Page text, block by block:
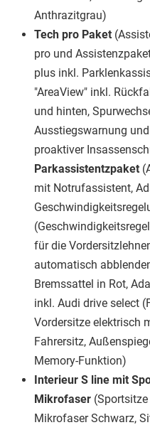
Anthrazitgrau)
Tech pro Paket
pro und
plus inkl.
"AreaView" inkl.
und hinten,
Ausstiegswarnung
proaktiver
Parkassistentzpaket
mit Notrufassistent,
für die
automatisch
Bremssattel in Rot,
inkl. Audi drive select
Vordersitze elektrisch
Fahrersitz,
Memory-Funktion)
Interieur S line mit
Mikrofaser
Mikrofaser Schwarz,